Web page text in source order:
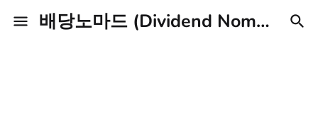
배당노마드 (Dividend Nomad)